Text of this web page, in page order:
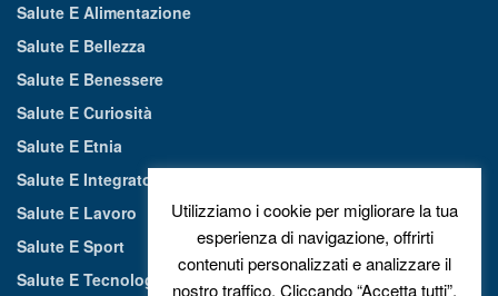
Salute E Alimentazione
Salute E Bellezza
Salute E Benessere
Salute E Curiosità
Salute E Etnia
Salute E Integratori Alimentari
Salute E Lavoro
Salute E Sport
Salute E Tecnologia
Utilizziamo i cookie per migliorare la tua
esperienza di navigazione, offrirti
contenuti personalizzati e analizzare il
nostro traffico. Cliccando “Accetta tutti”,